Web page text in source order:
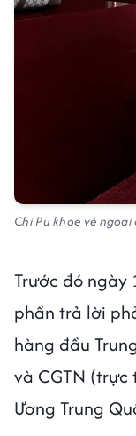
Chi Pu khoe vẻ
Trước đó ngày
phần trả lời
hàng đầu
và CGTN (trực
Ương Trung